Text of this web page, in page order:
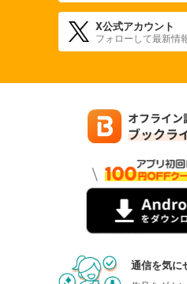
X公式アカウント
フォローして最新情
通信を気に